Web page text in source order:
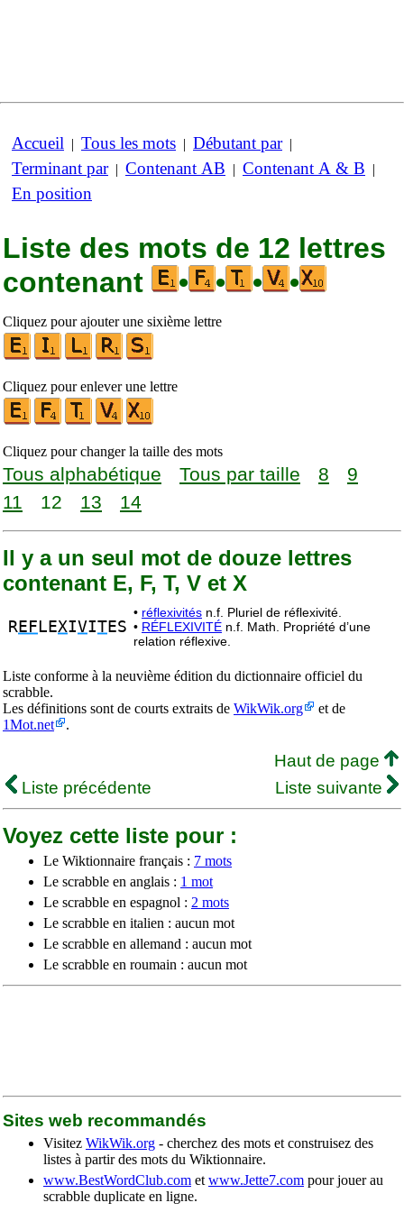
Accueil | Tous les mots | Débutant par|
Terminant par| Contenant AB | Contenant A & B |
En position
Liste des mots de 12 lettres
contenant
• • • •
Cliquez pour ajouter une sixième lettre
Cliquez pour enlever une lettre
Cliquez pour changer la taille des mots
Tous alphabétique Tous par taille 8
9
11
12 13 14
Il y a un seul mot de douze lettres
contenant E, F, T, V et X
REF LEXIVITES
• réflexivités n.f. Pluriel de réflexivité.
• RÉFLEXIVITÉ n.f. Math. Propriété d’une
relation réflexive.
Liste conforme à la neuvième édition du dictionnaire officiel du
scrabble.
Les définitions sont de courts extraits de WikWik.org
et de
1Mot.net
.
Haut de page
Liste précédente
Liste suivante
Voyez cette liste pour :
Le Wiktionnaire français : 7 mots
Le scrabble en anglais : 1 mot
Le scrabble en espagnol : 2 mots
Le scrabble en italien : aucun mot
Le scrabble en allemand : aucun mot
Le scrabble en roumain : aucun mot
Sites web recommandés
Visitez WikWik.org - cherchez des mots et construisez des
listes à partir des mots du Wiktionnaire.
www.BestWordClub.com et www.Jette7.com pour jouer au
scrabble duplicate en ligne.